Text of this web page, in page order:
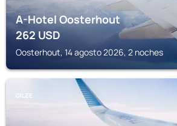
A-Hotel Oosterhout
262USD
Oosterhout, 14 agosto 2026, 2 noches
GILZE